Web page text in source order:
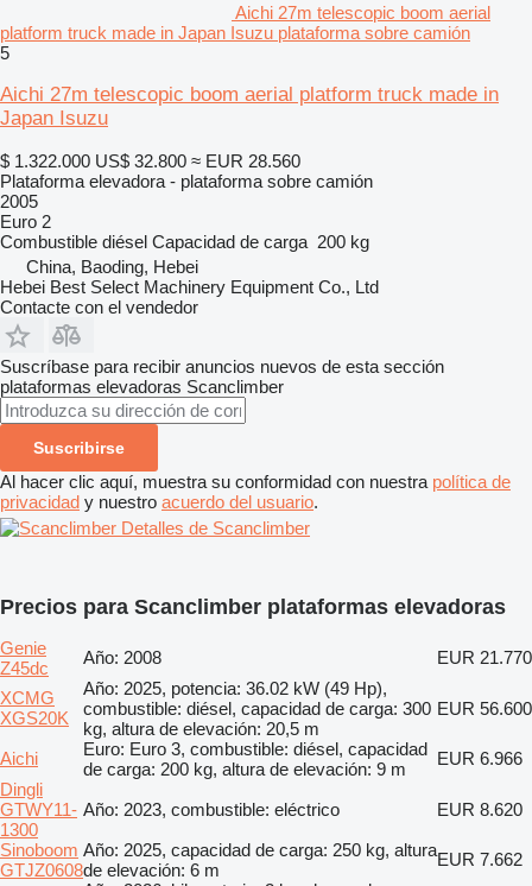
Aichi 27m telescopic boom aerial
platform truck made in Japan Isuzu plataforma sobre camión
5
Aichi 27m telescopic boom aerial platform truck made in
Japan Isuzu
$ 1.322.000 US$ 32.800 ≈ EUR 28.560
Plataforma elevadora - plataforma sobre camión
2005
Euro 2
Combustible diésel Capacidad de carga 200 kg
China, Baoding, Hebei
Hebei Best Select Machinery Equipment Co., Ltd
Contacte con el vendedor
Suscríbase para recibir anuncios nuevos de esta sección
plataformas elevadoras Scanclimber
Suscribirse
Al hacer clic aquí, muestra su conformidad con nuestra política de
privacidad y nuestro acuerdo del usuario.
Detalles de Scanclimber
Precios para Scanclimber plataformas elevadoras
Genie
Z45dc
Año: 2008
EUR 21.770
XCMG
XGS20K
Año: 2025, potencia: 36.02 kW (49 Hp),
combustible: diésel, capacidad de carga: 300
kg, altura de elevación: 20,5 m
EUR 56.600
Aichi
Euro: Euro 3, combustible: diésel, capacidad
de carga: 200 kg, altura de elevación: 9 m
EUR 6.966
Dingli
GTWY11-
1300
Año: 2023, combustible: eléctrico
EUR 8.620
Sinoboom
GTJZ0608
Año: 2025, capacidad de carga: 250 kg, altura
de elevación: 6 m
EUR 7.662